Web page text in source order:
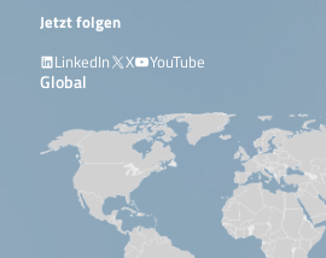
Jetzt folgen
LinkedIn
X YouTube
Global